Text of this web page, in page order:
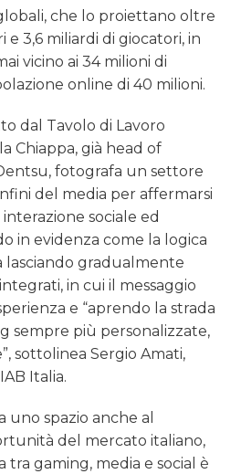
che lo proiettano oltre
e 3,6 miliardi di giocatori, in
vicino ai 34 milioni di
online di 40 milioni.
dal Tavolo di Lavoro
Chiappa, già head of
fotografa un settore
del media per affermarsi
sociale ed
in evidenza come la logica
lasciando gradualmente
in cui il messaggio
e “aprendo la strada
sempre più personalizzate,
sottolinea Sergio Amati,
Italia.
spazio anche al
del mercato italiano,
tra gaming, media e social è